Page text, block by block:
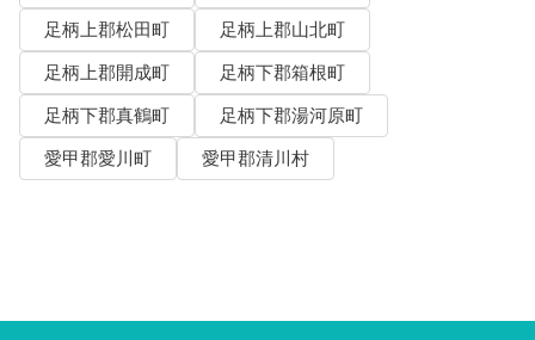
足柄上郡松田町
足柄上郡山北町
足柄上郡開成町
足柄下郡箱根町
足柄下郡真鶴町
足柄下郡湯河原町
愛甲郡愛川町
愛甲郡清川村